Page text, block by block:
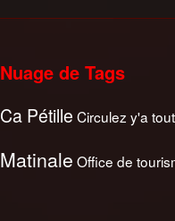
Nuage de Tags
Ca Pétille Circulez y'a
Matinale Office de